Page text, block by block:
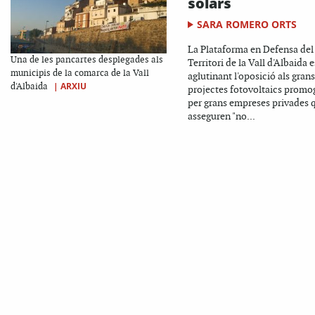
Una de les pancartes desplegades als
municipis de la comarca de la Vall
d'Albaida
| ARXIU
SARA ROMERO ORTS
La Plataforma en Defensa del
Territori de la Vall d'Albaida
aglutinant l'oposició als grans
projectes fotovoltaics
per grans empreses privades
asseguren "no...